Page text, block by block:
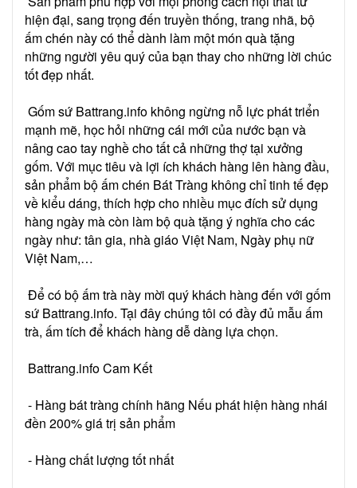
hiện đại, sang trọng đến truyền thống, trang nhã, bộ
ấm chén này có thể dành làm một món quà tặng
những người yêu quý của bạn thay cho những lời chúc
tốt đẹp nhất.
Gốm sứ Battrang.info không ngừng nỗ lực phát triển
mạnh mẽ, học hỏi những cái mới của nước bạn và
nâng cao tay nghề cho tất cả những thợ tại xưởng
gốm. Với mục tiêu và lợi ích khách hàng lên hàng đầu,
sản phẩm bộ ấm chén Bát Tràng không chỉ tinh tế đẹp
về kiểu dáng, thích hợp cho nhiều mục đích sử dụng
hàng ngày mà còn làm bộ quà tặng ý nghĩa cho các
ngày như: tân gia, nhà giáo Việt Nam, Ngày phụ nữ
Việt Nam,…
Để có bộ ấm trà này mời quý khách hàng đến với gốm
sứ Battrang.info. Tại đây chúng tôi có đầy đủ mẫu ấm
trà, ấm tích để khách hàng dễ dàng lựa chọn.
Battrang.info Cam Kết
- Hàng bát tràng chính hãng Nếu phát hiện hàng nhái
đền 200% giá trị sản phẩm
- Hàng chất lượng tốt nhất